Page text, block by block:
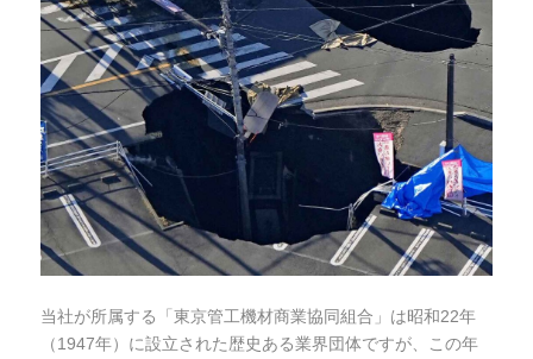
当社が所属する「東京管工機材商業協同組合」は昭和22年
（1947年）に設立された歴史ある業界団体ですが、この年